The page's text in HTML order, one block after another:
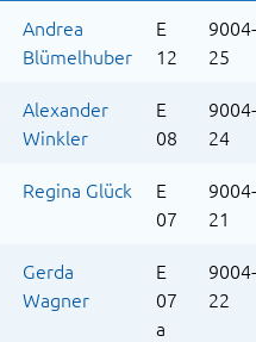
Andrea
Blümelhuber
E
12
9004-
25
Alexander
Winkler
E
08
9004-
24
Regina Glück
E
07
9004-
21
Gerda
Wagner
E
07
a
9004-
22